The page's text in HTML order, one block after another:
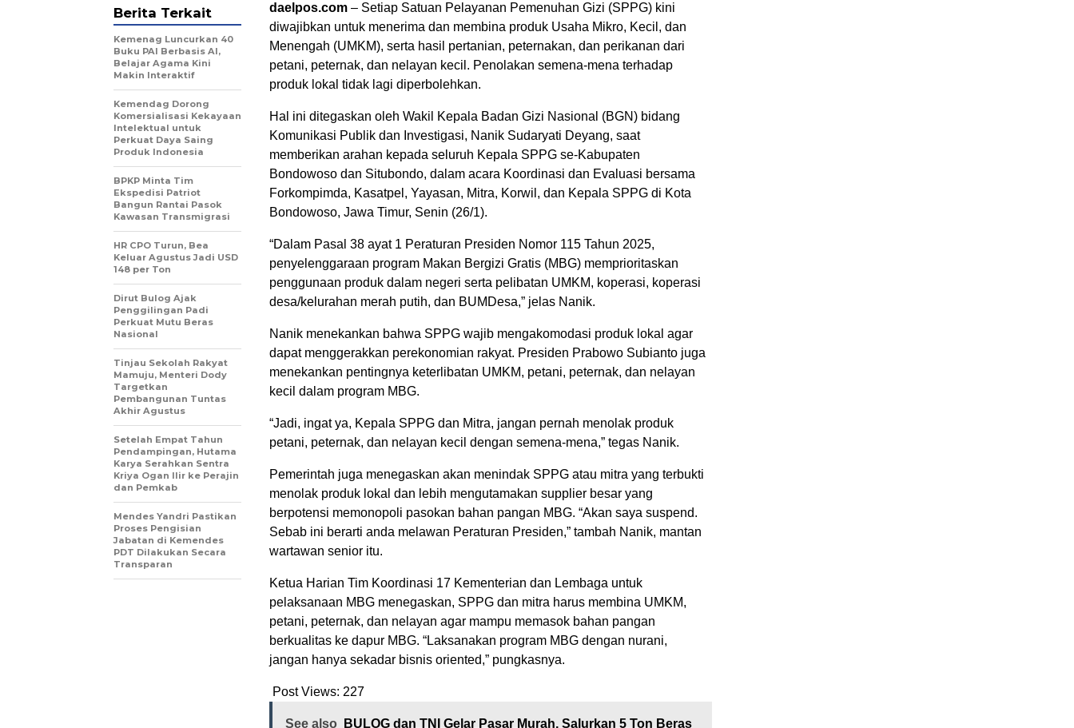
daelpos.com – Setiap Satuan Pelayanan Pemenuhan Gizi (SPPG) kini
diwajibkan untuk menerima dan membina produk Usaha Mikro, Kecil, dan
Menengah (UMKM), serta hasil pertanian, peternakan, dan perikanan dari
petani, peternak, dan nelayan kecil. Penolakan semena-mena terhadap
produk lokal tidak lagi diperbolehkan.
Hal ini ditegaskan oleh Wakil Kepala Badan Gizi Nasional (BGN) bidang
Komunikasi Publik dan Investigasi, Nanik Sudaryati Deyang, saat
memberikan arahan kepada seluruh Kepala SPPG se-Kabupaten
Bondowoso dan Situbondo, dalam acara Koordinasi dan Evaluasi bersama
Forkompimda, Kasatpel, Yayasan, Mitra, Korwil, dan Kepala SPPG di Kota
Bondowoso, Jawa Timur, Senin (26/1).
“Dalam Pasal 38 ayat 1 Peraturan Presiden Nomor 115 Tahun 2025,
penyelenggaraan program Makan Bergizi Gratis (MBG) memprioritaskan
penggunaan produk dalam negeri serta pelibatan UMKM, koperasi, koperasi
desa/kelurahan merah putih, dan BUMDesa,” jelas Nanik.
Nanik menekankan bahwa SPPG wajib mengakomodasi produk lokal agar
dapat menggerakkan perekonomian rakyat. Presiden Prabowo Subianto juga
menekankan pentingnya keterlibatan UMKM, petani, peternak, dan nelayan
kecil dalam program MBG.
“Jadi, ingat ya, Kepala SPPG dan Mitra, jangan pernah menolak produk
petani, peternak, dan nelayan kecil dengan semena-mena,” tegas Nanik.
Pemerintah juga menegaskan akan menindak SPPG atau mitra yang terbukti
menolak produk lokal dan lebih mengutamakan supplier besar yang
berpotensi memonopoli pasokan bahan pangan MBG. “Akan saya suspend.
Sebab ini berarti anda melawan Peraturan Presiden,” tambah Nanik, mantan
wartawan senior itu.
Ketua Harian Tim Koordinasi 17 Kementerian dan Lembaga untuk
pelaksanaan MBG menegaskan, SPPG dan mitra harus membina UMKM,
petani, peternak, dan nelayan agar mampu memasok bahan pangan
berkualitas ke dapur MBG. “Laksanakan program MBG dengan nurani,
jangan hanya sekadar bisnis oriented,” pungkasnya.
Post Views: 227
See also
BULOG dan TNI Gelar Pasar Murah, Salurkan 5 Ton Beras
Berita Terkait
Kemenag Luncurkan 40
Buku PAI Berbasis AI,
Belajar Agama Kini
Makin Interaktif
Kemendag Dorong
Komersialisasi Kekayaan
Intelektual untuk
Perkuat Daya Saing
Produk Indonesia
BPKP Minta Tim
Ekspedisi Patriot
Bangun Rantai Pasok
Kawasan Transmigrasi
HR CPO Turun, Bea
Keluar Agustus Jadi USD
148 per Ton
Dirut Bulog Ajak
Penggilingan Padi
Perkuat Mutu Beras
Nasional
Tinjau Sekolah Rakyat
Mamuju, Menteri Dody
Targetkan
Pembangunan Tuntas
Akhir Agustus
Setelah Empat Tahun
Pendampingan, Hutama
Karya Serahkan Sentra
Kriya Ogan Ilir ke Perajin
dan Pemkab
Mendes Yandri Pastikan
Proses Pengisian
Jabatan di Kemendes
PDT Dilakukan Secara
Transparan